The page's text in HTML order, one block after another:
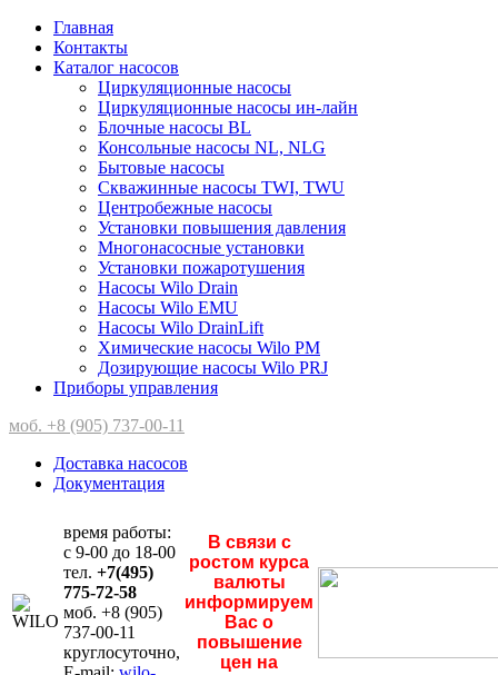
Главная
Контакты
Каталог насосов
Циркуляционные насосы
Циркуляционные насосы ин-лайн
Блочные насосы BL
Консольные насосы NL, NLG
Бытовые насосы
Скважинные насосы TWI, TWU
Центробежные насосы
Установки повышения давления
Многонасосные установки
Установки пожаротушения
Насосы Wilo Drain
Насосы Wilo EMU
Насосы Wilo DrainLift
Химические насосы Wilo PM
Дозирующие насосы Wilo PRJ
Приборы управления
моб. +8 (905) 737-00-11
Доставка насосов
Документация
время работы:
с 9-00 до 18-00
тел. +7(495)
775-72-58
моб. +8 (905)
737-00-11
круглосуточно,
В связи с
ростом курса
валюты
информируем
Вас о
повышение
цен на